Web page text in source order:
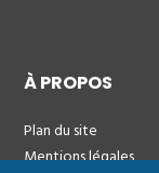
À PROPOS
Plan du site
Mentions légales